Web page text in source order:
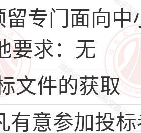
留专门面向中
要求：无
文件的获取
有意参加投